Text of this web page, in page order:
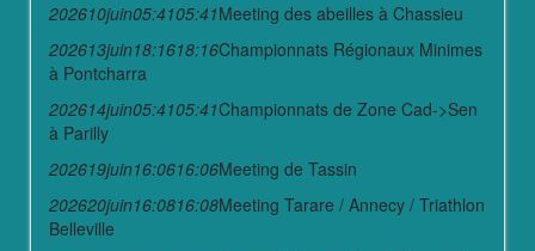
202610juin05:4105:41Meeting des abeilles à Chassieu
202613juin18:1618:16Championnats Régionaux Minimes
à Pontcharra
202614juin05:4105:41Championnats de Zone Cad->Sen
à Parilly
202619juin16:0616:06Meeting de Tassin
202620juin16:0816:08Meeting Tarare / Annecy / Triathlon
Belleville